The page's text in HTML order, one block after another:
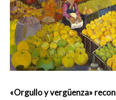
«Orgullo y vergüenza»